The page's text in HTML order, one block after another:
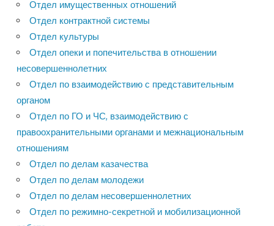
Отдел имущественных отношений
Отдел контрактной системы
Отдел культуры
Отдел опеки и попечительства в отношении
несовершеннолетних
Отдел по взаимодействию с представительным
органом
Отдел по ГО и ЧС, взаимодействию с
правоохранительными органами и межнациональным
отношениям
Отдел по делам казачества
Отдел по делам молодежи
Отдел по делам несовершеннолетних
Отдел по режимно-секретной и мобилизационной